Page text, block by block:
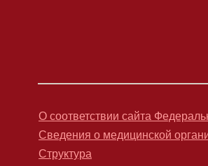
О соответствии сайта
Сведения о медицинской
Структура